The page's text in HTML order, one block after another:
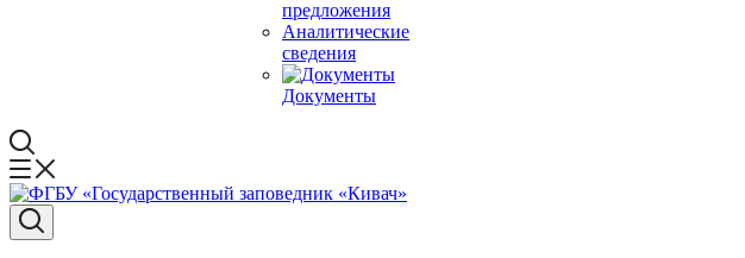
предложения
Аналитические
сведения
Документы